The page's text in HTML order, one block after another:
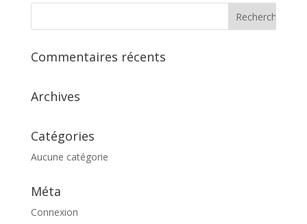
Commentaires récents
Archives
Catégories
Aucune catégorie
Méta
Connexion